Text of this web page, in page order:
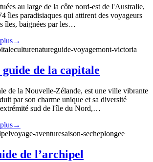
au large de la côte nord-est de l'Australie,
îles paradisiaques qui attirent des voyageurs
îles, baignées par les…
→
culturenatureguide-voyagemont-victoria
de la capitale
de la Nouvelle-Zélande, est une ville vibrante
par son charme unique et sa diversité
sud de l'île du Nord,…
→
voyage-aventuresaison-secheplongee
de l’archipel